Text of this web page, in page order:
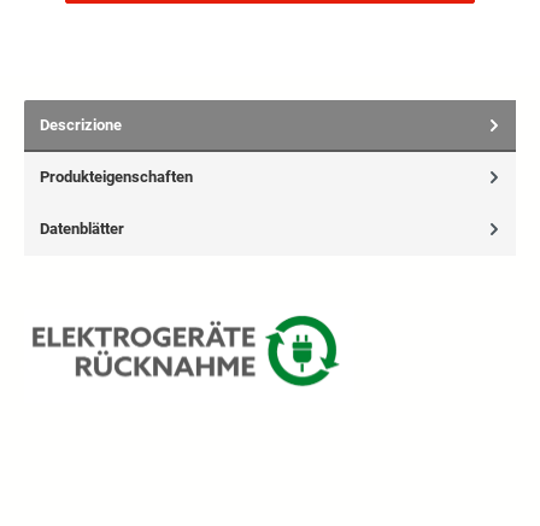
Descrizione
Produkteigenschaften
Datenblätter